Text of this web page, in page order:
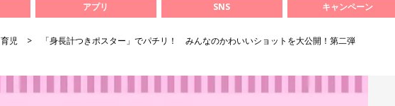
アプリ SNS キャンペーン
児 「身長計つきポスター」でパチリ！ みんなのかわいいショットを大公開！第二弾